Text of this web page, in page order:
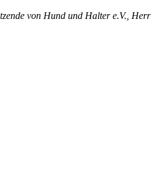
von Hund und Halter e.V., Herr